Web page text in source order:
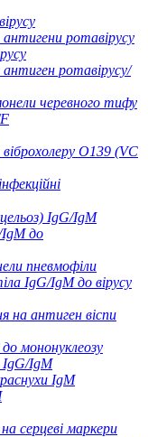
ротавірусу
ротавірусу/
черевного тифу
O139 (VC
IgG/IgM
до
пневмофіли
IgG/IgM до вірусу
на антиген віспи
мононуклеозу
IgG/IgM
IgM
серцеві маркери